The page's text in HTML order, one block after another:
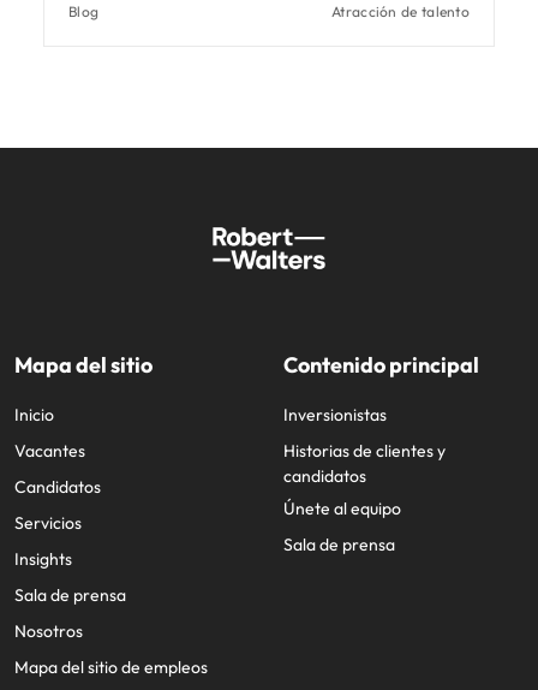
Blog Atracción de talento
Mapa del sitio
Inicio
Vacantes
Candidatos
Servicios
Insights
Sala de prensa
Nosotros
Mapa del sitio de empleos
Contenido principal
Inversionistas
Historias de clientes y
candidatos
Únete al equipo
Sala de prensa